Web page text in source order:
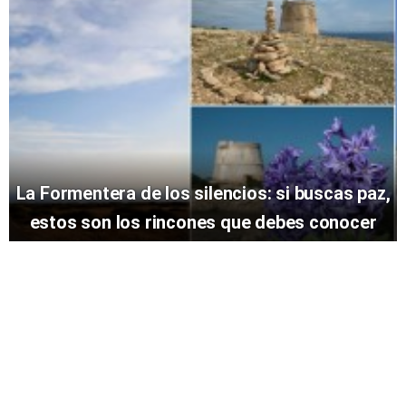
La Formentera de los silencios: si buscas paz,
estos son los rincones que debes conocer